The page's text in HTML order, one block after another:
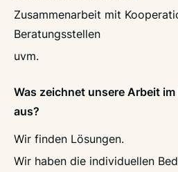
Zusammenarbeit mit
Beratungsstellen
uvm.
Was zeichnet unsere Arbeit
aus?
Wir finden Lösungen.
Wir haben die individuellen